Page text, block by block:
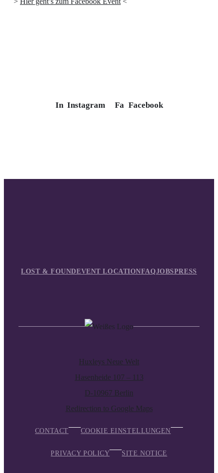
In Instagram Fa Facebook
LOST & FOUNDEVENT LOCATIONFAQJOBSPRESS
Huxleys Neue Welt
Hasenheide 107 – 113
D-10967 Berlin
Redirection to Google Maps
CONTACT COOKIE EINSTELLUNGEN
PRIVACY POLICY SITE NOTICE